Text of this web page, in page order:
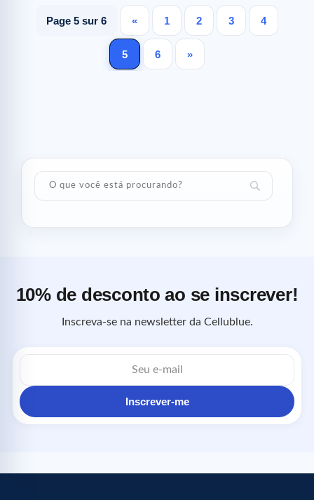
Page 5 sur 6 « 1 2 3 4
5 6 »
10% de desconto ao se inscrever!
Inscreva-se na newsletter da Cellublue.
Endereço
de
Inscrever-me